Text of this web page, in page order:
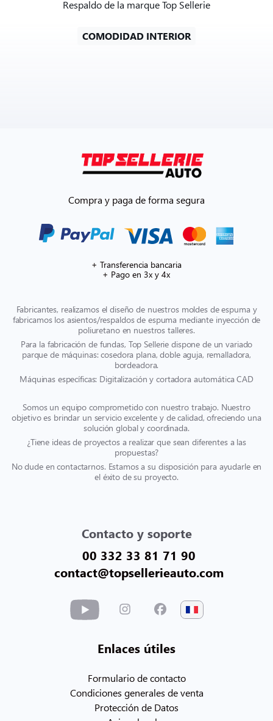
Respaldo de la marque Top Sellerie
COMODIDAD INTERIOR
Compra y paga de forma segura
+ Transferencia bancaria
+ Pago en 3x y 4x
Fabricantes, realizamos el diseño de nuestros moldes de espuma y
fabricamos los asientos/respaldos de espuma mediante inyección de
poliuretano en nuestros talleres.
Para la fabricación de fundas, Top Sellerie dispone de un variado
parque de máquinas: cosedora plana, doble aguja, remalladora,
bordeadora.
Máquinas específicas: Digitalización y cortadora automática CAD
Somos un equipo comprometido con nuestro trabajo. Nuestro
objetivo es brindar un servicio excelente y de calidad, ofreciendo una
solución global y coordinada.
¿Tiene ideas de proyectos a realizar que sean diferentes a las
propuestas?
No dude en contactarnos. Estamos a su disposición para ayudarle en
el éxito de su proyecto.
Contacto y soporte
00 332 33 81 71 90
contact@topsellerieauto.com
Enlaces útiles
Formulario de contacto
Condiciones generales de venta
Protección de Datos